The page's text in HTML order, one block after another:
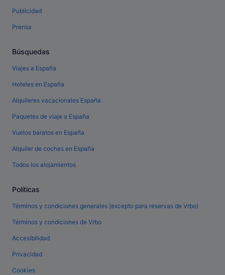
Publicidad
Prensa
Búsquedas
Viajes a España
Hoteles en España
Alquileres vacacionales España
Paquetes de viaje a España
Vuelos baratos en España
Alquiler de coches en España
Todos los alojamientos
Políticas
Términos y condiciones generales (excepto para reservas de Vrbo)
Términos y condiciones de Vrbo
Accesibilidad
Privacidad
Cookies